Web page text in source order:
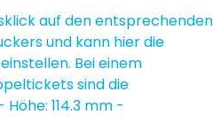
auf den entsprechenden
und kann hier die
Bei einem
sind die
114.3 mm -